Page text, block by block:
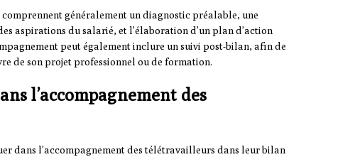
comprennent généralement un diagnostic préalable, une
aspirations du salarié, et l’élaboration d’un plan d’action
peut également inclure un suivi post-bilan, afin de
de son projet professionnel ou de formation.
l’accompagnement des
dans l’accompagnement des télétravailleurs dans leur bilan